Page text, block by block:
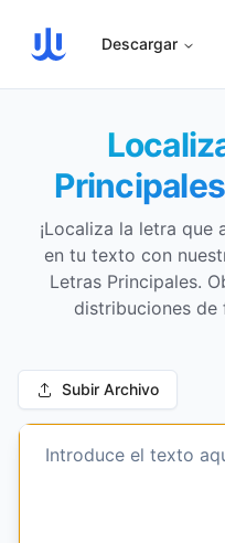
Descargar
¡Localiza la letra que
en tu texto con
Letras Principales.
distribuciones de
Subir Archivo